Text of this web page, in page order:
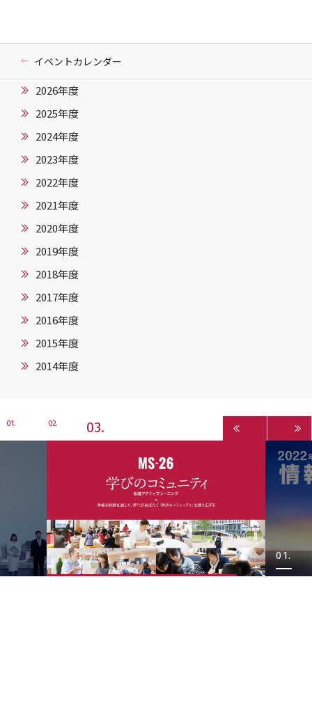
イベントカレンダー
2026年度
2025年度
2024年度
2023年度
2022年度
2021年度
2020年度
2019年度
2018年度
2017年度
2016年度
2015年度
2014年度
1 2 3